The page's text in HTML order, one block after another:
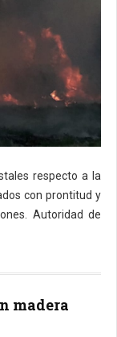
respecto a la
con prontitud y
Autoridad de
madera